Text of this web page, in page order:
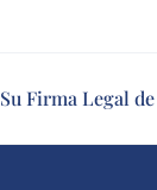
Su Firma Legal